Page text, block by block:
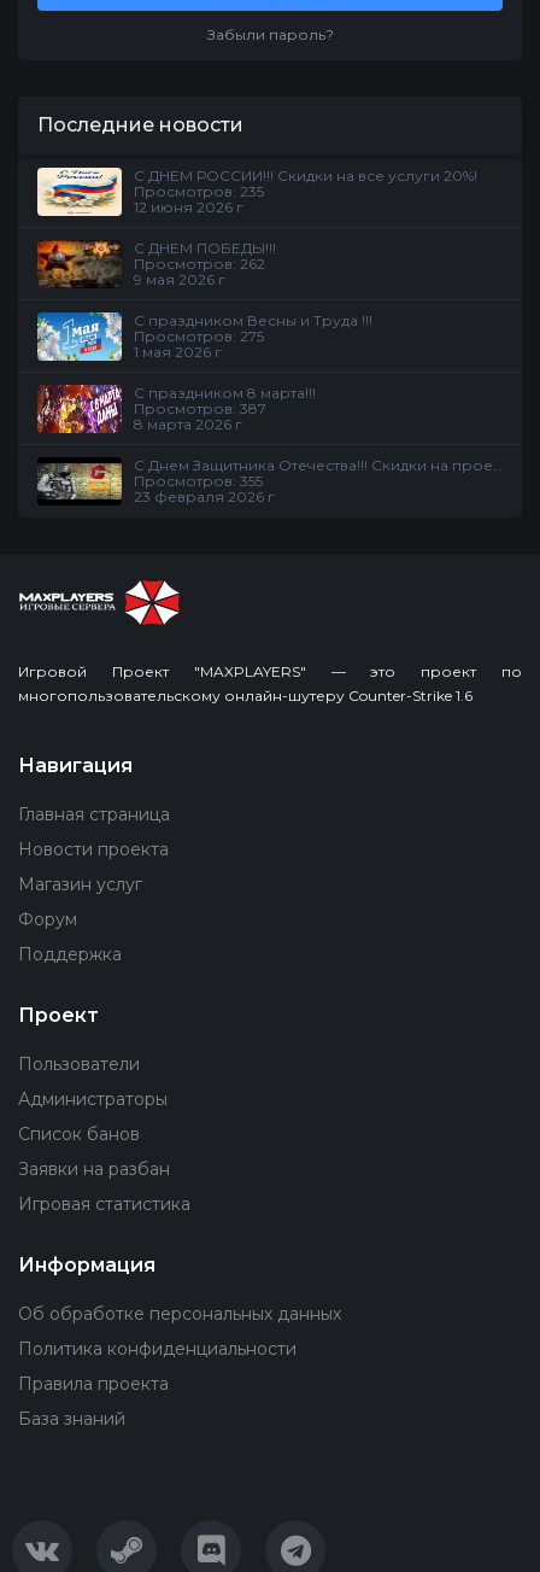
Забыли пароль?
Последние новости
С ДНЕМ РОССИИ!!! Скидки на все услуги 20%!
Просмотров: 235
12 июня 2026 г
С ДНЕМ ПОБЕДЫ!!!
Просмотров: 262
9 мая 2026 г
С праздником Весны и Труда !!!
Просмотров: 275
1 мая 2026 г
С праздником 8 марта!!!
Просмотров: 387
8 марта 2026 г
С Днем Защитника Отечества!!! Скидки на проекте
Просмотров: 355
23 февраля 2026 г
Игровой Проект "MAXPLAYERS" — это проект по
многопользовательскому онлайн-шутеру Counter-Strike 1.6
Навигация
Главная страница
Новости проекта
Магазин услуг
Форум
Поддержка
Проект
Пользователи
Администраторы
Список банов
Заявки на разбан
Игровая статистика
Информация
Об обработке персональных данных
Политика конфиденциальности
Правила проекта
База знаний